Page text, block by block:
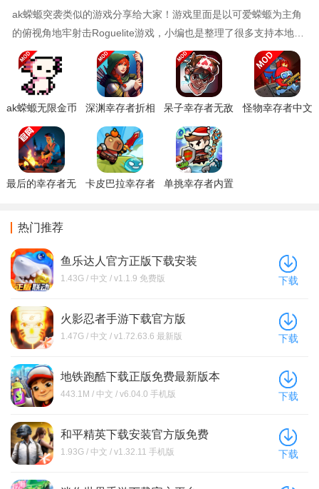
ak蝾螈突袭类似的游戏分享给大家！游戏里面是以可爱蝾螈为主角
的俯视角地牢射击Roguelite游戏，小编也是整理了很多支持本地或
在线合作，最多4人组队挑战关卡，增强互动性游戏，如果你也喜欢
的话记得来肥宅姬下载收藏吧！
ak蝾螈无限金币
(AK-xolotl)
深渊幸存者折相
(Deep Hole)
呆子幸存者无敌
怪物幸存者中文
最后的幸存者无
卡皮巴拉幸存者
单挑幸存者内置
热门推荐
鱼乐达人官方正版下载安装
1.43G / 中文 / v1.1.9 免费版 下载
火影忍者手游下载官方版
1.47G / 中文 / v1.72.63.6 最新版 下载
地铁跑酷下载正版免费最新版本
443.1M / 中文 / v6.04.0 手机版 下载
和平精英下载安装官方版免费
1.93G / 中文 / v1.32.11 手机版 下载